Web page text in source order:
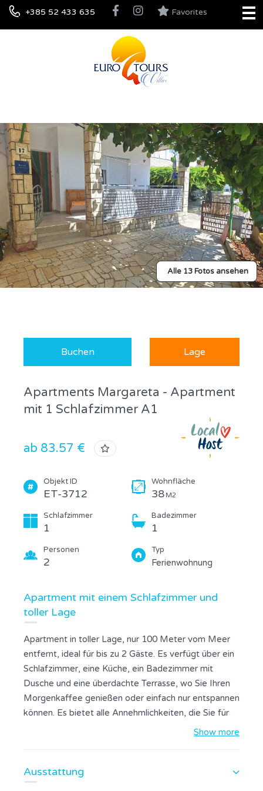
+385 52 433 635 Favorites
Alle 13 Fotos ansehen
Buchen Lage
Apartments Margareta - Apartment
mit 1 Schlafzimmer A1
ab 83.57 €
Objekt ID
ET-3712
Wohnfläche
38 M2
Schlafzimmer
1
Badezimmer
1
Personen
2
Typ
Ferienwohnung
Apartment mit einem Schlafzimmer und
toller Lage
Apartment in toller Lage, nur 100 Meter vom Meer
entfernt, ideal für bis zu 2 Gäste. Es verfügt über ein
Schlafzimmer, eine Küche, ein Badezimmer mit
Dusche und eine überdachte Terrasse, wo Sie Ihren
Morgenkaffee genießen oder einfach nur entspannen
können. Es bietet alle Annehmlichkeiten, die Sie für
einen komfortablen Aufenthalt benötigen, egal ob
entfernt und eignet sich daher sowohl für Familien als
auch für den Aufenthalt mit Freunden. Geschäfte und
Show more
Ausstattung